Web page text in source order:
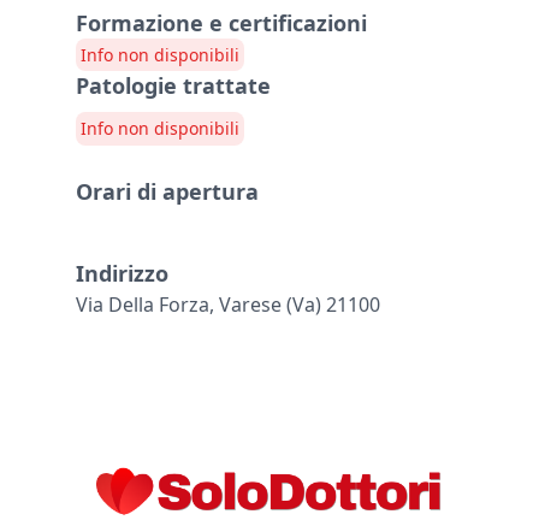
Formazione e certificazioni
Info non disponibili
Patologie trattate
Info non disponibili
Orari di apertura
Indirizzo
Via Della Forza, Varese (va) 21100